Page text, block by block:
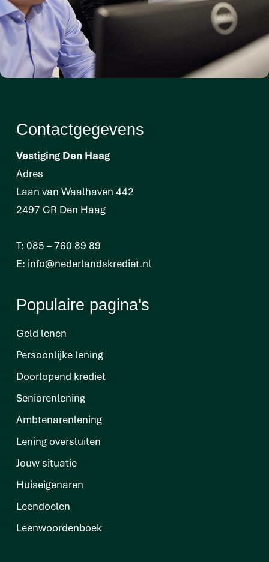
Contactgegevens
Vestiging Den Haag
Adres
Laan van Waalhaven 442
2497 GR Den Haag
T: 085 – 760 89 89
E: info@nederlandskrediet.nl
Populaire pagina's
Geld lenen
Persoonlijke lening
Doorlopend krediet
Seniorenlening
Ambtenarenlening
Lening oversluiten
Jouw situatie
Huiseigenaren
Leendoelen
Leenwoordenboek